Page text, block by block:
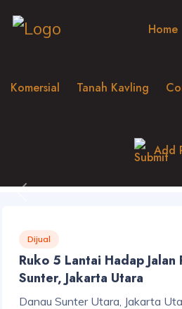
Home
Komersial Tanah Kavling
Add
Dijual
Ruko 5 Lantai Hadap Jalan
Sunter, Jakarta Utara
Danau Sunter Utara, Jakarta